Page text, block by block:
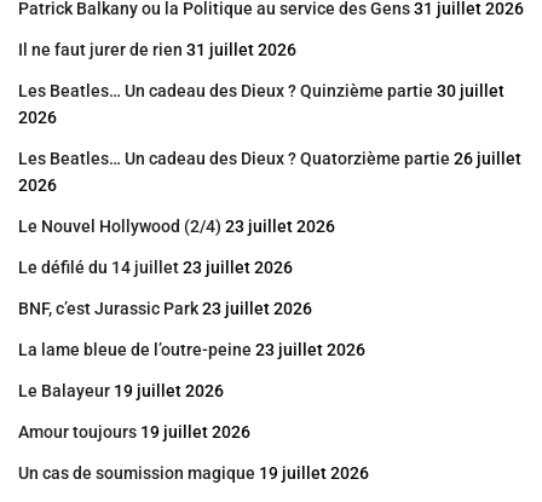
Patrick Balkany ou la Politique au service des Gens31 juillet 2026
Il ne faut jurer de rien 31 juillet 2026
Les Beatles… Un cadeau des Dieux ? Quinzième partie 30 juillet
2026
Les Beatles… Un cadeau des Dieux ? Quatorzième partie 26 juillet
2026
Le Nouvel Hollywood (2/4) 23 juillet 2026
Le défilé du 14 juillet23 juillet 2026
BNF, c’est Jurassic Park23 juillet 2026
La lame bleue de l’outre-peine 23 juillet 2026
Le Balayeur 19 juillet 2026
Amour toujours 19 juillet 2026
Un cas de soumission magique 19 juillet 2026